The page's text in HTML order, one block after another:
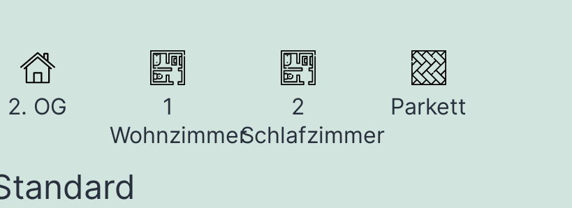
2. OG
1
Wohnzimmer
2
Schlafzimmer
Parkett